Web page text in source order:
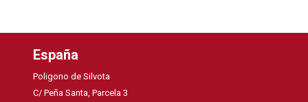
España
Poligono de Silvota
C/ Peña Santa, Parcela 3